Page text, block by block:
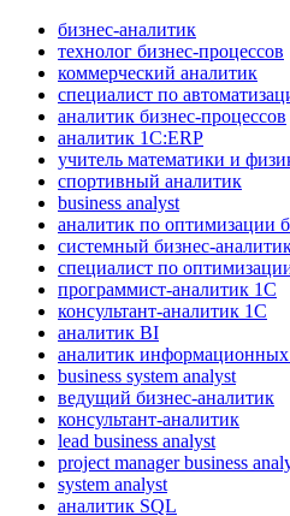
бизнес-аналитик
технолог бизнес-процессов
коммерческий аналитик
специалист по
аналитик бизнес-процессов
аналитик 1С:ERP
учитель математики и
спортивный аналитик
business analyst
аналитик по оптимизации
системный бизнес-
специалист по
программист-аналитик 1С
консультант-аналитик 1С
аналитик BI
аналитик информационных
business system analyst
ведущий бизнес-аналитик
консультант-аналитик
lead business analyst
project manager business
system analyst
аналитик SQL